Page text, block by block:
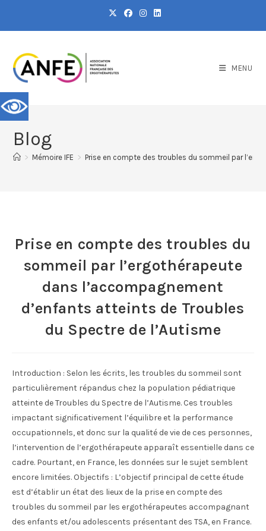
MENU
Blog
> Mémoire IFE > Prise en compte des troubles du sommeil par
Prise en compte des troubles du
sommeil par l’ergothérapeute
dans l’accompagnement
d’enfants atteints de Troubles
du Spectre de l’Autisme
Introduction : Selon les écrits, les troubles du sommeil sont
particulièrement répandus chez la population pédiatrique
atteinte de Troubles du Spectre de l’Autisme. Ces troubles
impactant significativement l’équilibre et la performance
occupationnels, et donc sur la qualité de vie de ces personnes,
l’intervention de l’ergothérapeute apparaît essentielle dans ce
cadre. Pourtant, en France, les données sur le sujet semblent
encore limitées. Objectifs : L’objectif principal de cette étude
est d’établir un état des lieux de la prise en compte des
troubles du sommeil par les ergothérapeutes accompagnant
des enfants et/ou adolescents présentant des TSA, en France.